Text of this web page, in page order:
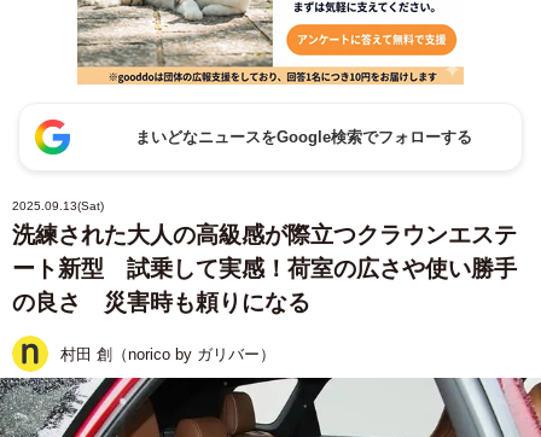
まいどなニュースをGoogle検索でフォローする
2025.09.13(Sat)
洗練された大人の高級感が際立つクラウンエステ
ート新型 試乗して実感！荷室の広さや使い勝手
の良さ 災害時も頼りになる
村田 創（norico by ガリバー）